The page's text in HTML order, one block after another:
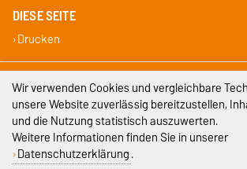
DIESE SEITE
Drucken
Impressum
Datenschutz
Barrierefreiheit
Wir verwenden Cookies und vergleichbare
unsere Website zuverlässig bereitzustellen,
und die Nutzung statistisch auszuwerten.
Weitere Informationen finden Sie in unserer
Datenschutzerklärung.